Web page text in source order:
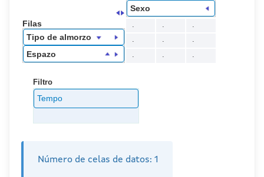
Sexo
Filas
Tipo de almorzo
Espazo
Filtro
Tempo
Número de celas de datos: 1